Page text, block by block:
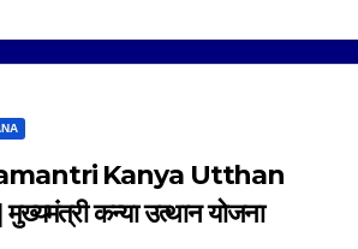
Kanya Utthan
कन्या उत्थान योजना